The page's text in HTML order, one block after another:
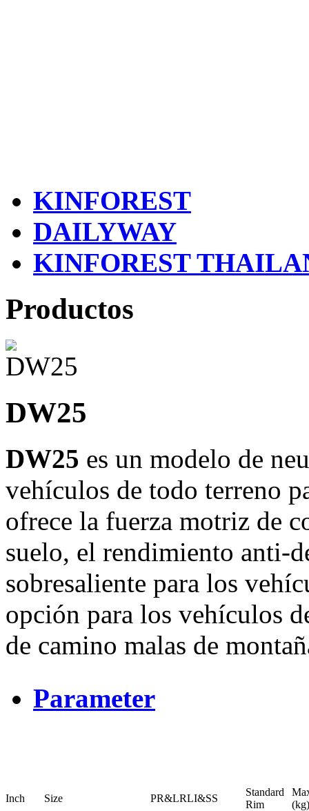
KINFOREST
DAILYWAY
KINFOREST
Productos
DW25
DW25 es un modelo de
vehículos de todo terreno
ofrece la fuerza motriz de
suelo, el rendimiento anti-
sobresaliente para los
opción para los vehículos
de camino malas de
Parameter
Inch Size PR&LRLI&SS
Standard
Rim